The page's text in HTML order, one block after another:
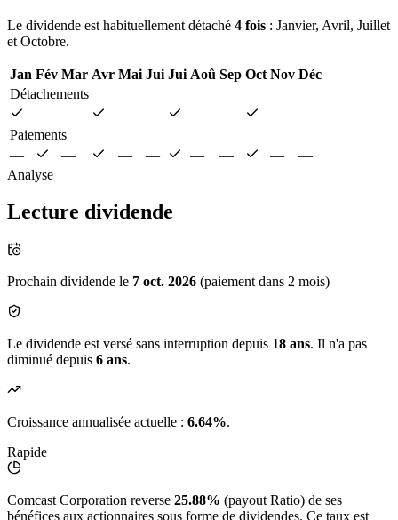
Le dividende est habituellement détaché 4 fois : Janvier, Avril, Juillet
et Octobre.
Jan Fév Mar Avr Mai Jui Jui Aoû Sep Oct Nov Déc
Détachements
—
— — — — — —
—
Paiements
—
— — — — — —
—
Analyse
Lecture dividende
Prochain dividende le 7 oct. 2026 (paiement dans 2 mois)
Le dividende est versé sans interruption depuis 18 ans. Il n'a pas
diminué depuis 6 ans.
Croissance annualisée actuelle : 6.64%.
Rapide
Comcast Corporation reverse 25.88% (payout Ratio) de ses
bénéfices aux actionnaires sous forme de dividendes. Ce taux est